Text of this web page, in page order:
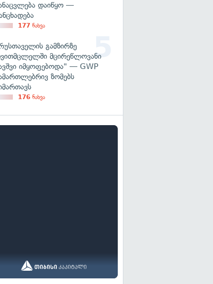
დაიწყო —
177 ნახვა
გამზირზე
მცირეწლოვანი
იმყოფებოდა" — GWP
ზომებს
176 ნახვა